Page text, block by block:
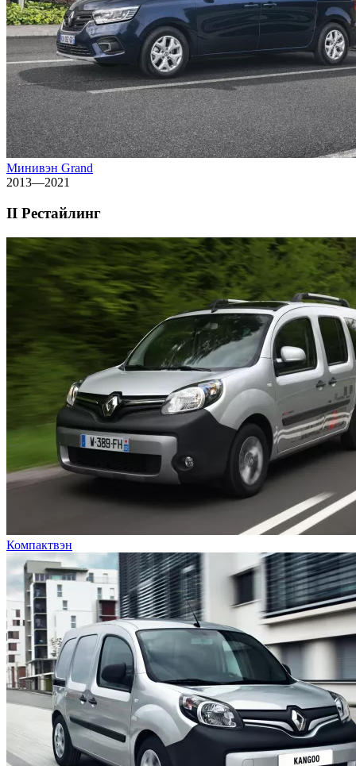
Минивэн Grand
2013—2021
II Рестайлинг
Компактвэн